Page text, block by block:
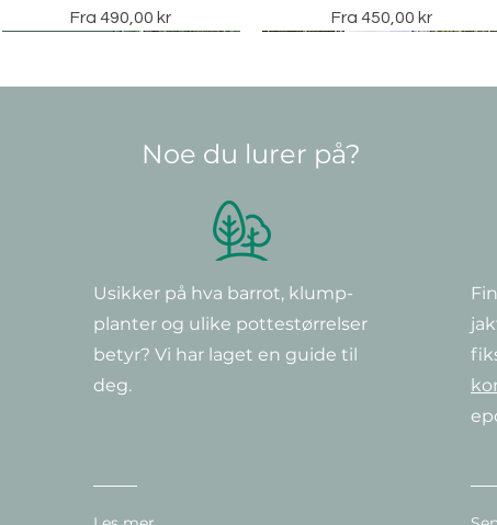
Fra490,00 kr
Salgspris
Fra 450,00 kr
Salgspris
Hurtigvisning
Clematis ‘Little Lemons’
Pris
290,00 kr
Hurtigvisning
Clematis ‘Piilu’
Pris
349,00 kr
Hurtigvisning
Clematis 'Warszawska Nike'
Pris
379,00 kr
Hurtigvisning
Clematis 'Hagley Hybrid'
Pris
349,00 kr
Hurtigvisning
Vinterliguster, Ligustrum
ovalifolium 150-175 cm
Vanlig pris
570,00 kr 399,00 kr
Salgspris
Hurtigvisning
Hengebjørk europeisk,
Pendula
Pris
3 950,00 kr
Noe du lurer på?
Usikker på hva barrot, klump-
planter og ulike pottestørrelser
betyr? Vi har laget en guide til
deg.